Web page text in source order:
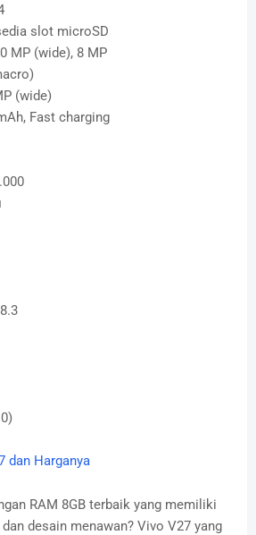
slot microSD
MP (wide), 8 MP
(wide)
Fast charging
dan Harganya
RAM 8GB terbaik yang memiliki
desain menawan? Vivo V27 yang